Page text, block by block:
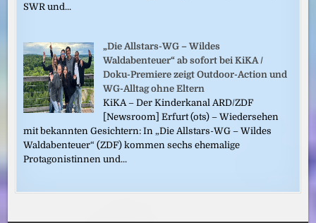
SWR und...
„Die Allstars-WG – Wildes
Waldabenteuer“ ab sofort bei KiKA /
Doku-Premiere zeigt Outdoor-Action und
WG-Alltag ohne Eltern
KiKA – Der Kinderkanal ARD/ZDF
[Newsroom] Erfurt (ots) – Wiedersehen
mit bekannten Gesichtern: In „Die Allstars-WG – Wildes
Waldabenteuer“ (ZDF) kommen sechs ehemalige
Protagonistinnen und...